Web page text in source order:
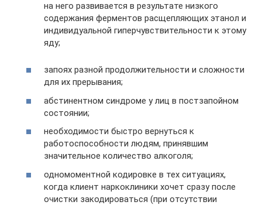
на него развивается в результате низкого
содержания ферментов расщепляющих этанол и
индивидуальной гиперчувствительности к этому
яду;
запоях разной продолжительности и сложности
для их прерывания;
абстинентном синдроме у лиц в постзапойном
состоянии;
необходимости быстро вернуться к
работоспособности людям, принявшим
значительное количество алкоголя;
одномоментной кодировке в тех ситуациях,
когда клиент наркоклиники хочет сразу после
очистки закодироваться (при отсутствии